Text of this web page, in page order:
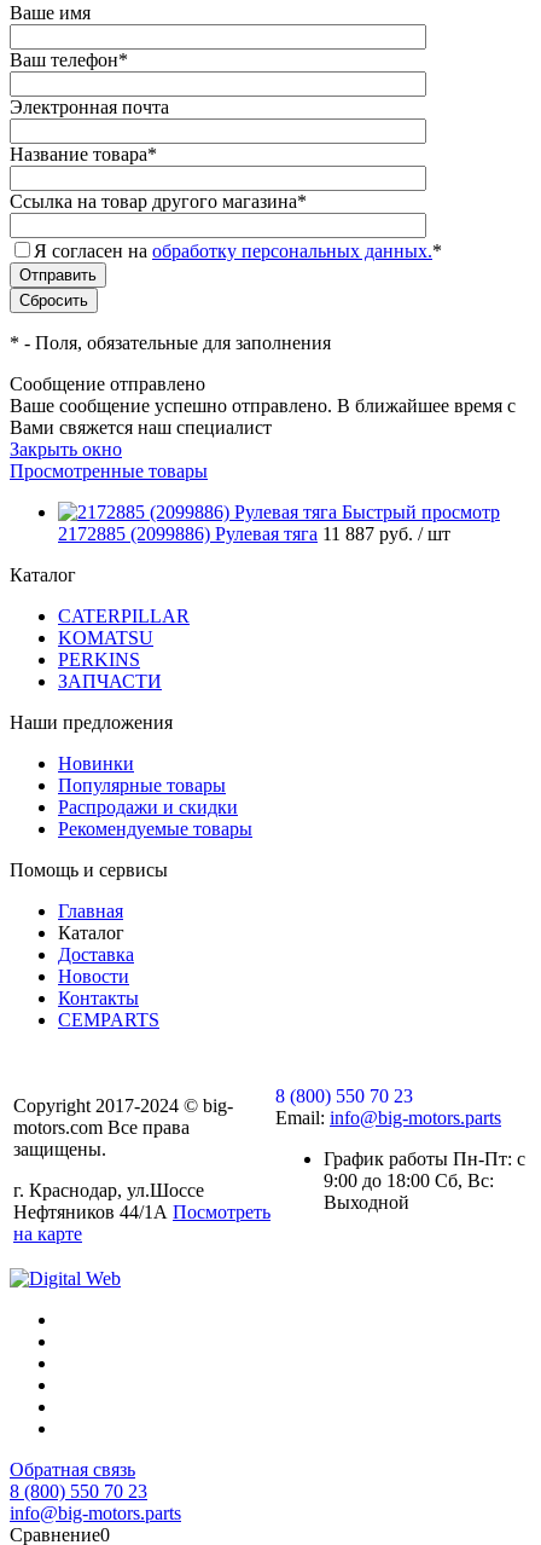
Ваше имя
Ваш телефон*
Электронная почта
Название товара*
Ссылка на товар другого магазина*
Я согласен на обработку персональных данных.*
* - Поля, обязательные для заполнения
Сообщение отправлено
Ваше сообщение успешно отправлено. В ближайшее время с
Вами свяжется наш специалист
Закрыть окно
Просмотренные товары
Быстрый просмотр
2172885 (2099886) Рулевая тяга 11 887 руб. / шт
Каталог
CATERPILLAR
KOMATSU
PERKINS
ЗАПЧАСТИ
Наши предложения
Новинки
Популярные товары
Распродажи и скидки
Рекомендуемые товары
Помощь и сервисы
Главная
Каталог
Доставка
Новости
Контакты
CEMPARTS
Copyright 2017-2024 © big-
motors.com Все права
защищены.
г. Краснодар, ул.Шоссе
Нефтяников 44/1А Посмотреть
на карте
8 (800) 550 70 23
Email: info@big-motors.parts
График работы Пн-Пт: с
9:00 до 18:00 Сб, Вс:
Выходной
Обратная связь
8 (800) 550 70 23
info@big-motors.parts
Сравнение0